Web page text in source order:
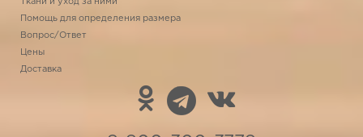
Ткани и уход за ними
Помощь для определения размера
Вопрос/Ответ
Цены
Доставка